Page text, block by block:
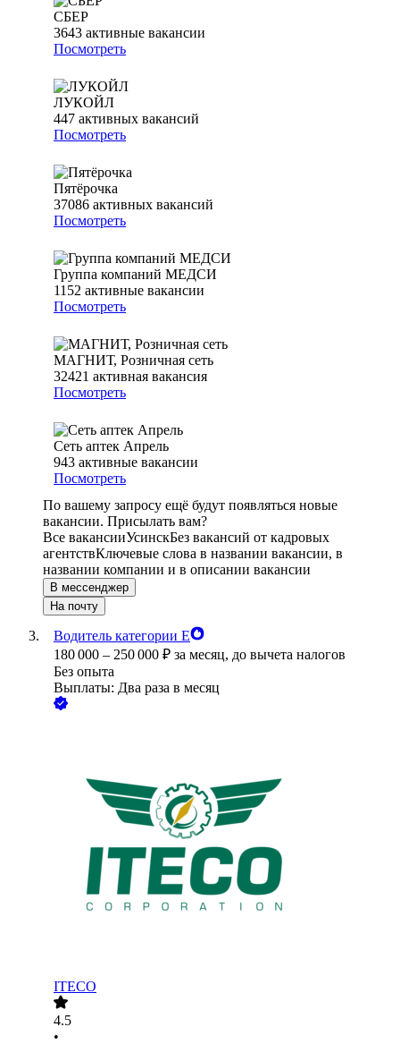
СБЕР
3643 активные вакансии
Посмотреть
ЛУКОЙЛ
447 активных вакансий
Посмотреть
Пятёрочка
37086 активных вакансий
Посмотреть
Группа компаний МЕДСИ
1152 активные вакансии
Посмотреть
МАГНИТ, Розничная сеть
32421 активная вакансия
Посмотреть
Сеть аптек Апрель
943 активные вакансии
Посмотреть
По вашему запросу ещё будут появляться новые
вакансии. Присылать вам?
Все вакансииУсинскБез вакансий от кадровых
агентствКлючевые слова в названии вакансии, в
названии компании и в описании вакансии
В мессенджер
На почту
Водитель категории Е
180 000 – 250 000 ₽ за месяц, до вычета налогов
Без опыта
Выплаты: Два раза в месяц
ITECO
4.5
•